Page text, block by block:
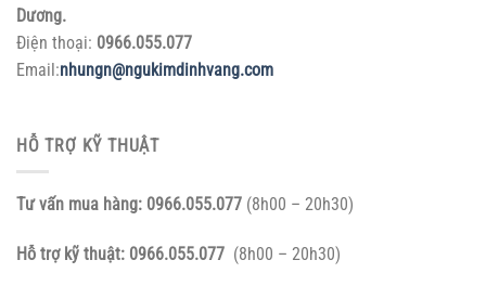
Dương.
Điện thoại: 0966.055.077
Email:nhungn@ngukimdinhvang.com
HỖ TRỢ KỸ THUẬT
Tư vấn mua hàng: 0966.055.077 (8h00 – 20h30)
Hỗ trợ kỹ thuật: 0966.055.077 (8h00 – 20h30)